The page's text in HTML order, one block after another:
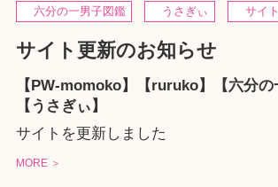
六分の一男子図鑑
うさぎぃ サイ
サイト更新のお知らせ
【PW-momoko】【ruruko】【六分の
【うさぎぃ】
サイトを更新しました
MORE ＞